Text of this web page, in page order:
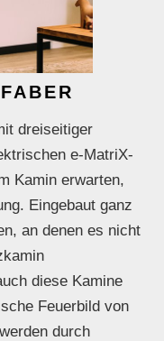
dreiseitiger
e-MatriX-
Kamin erwarten,
Eingebaut ganz
an denen es nicht
diese Kamine
Feuerbild von
durch